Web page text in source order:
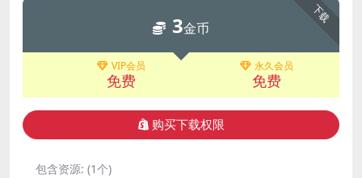
下载
3金币
VIP会员
免费
永久会员
免费
购买下载权限
包含资源: (1个)